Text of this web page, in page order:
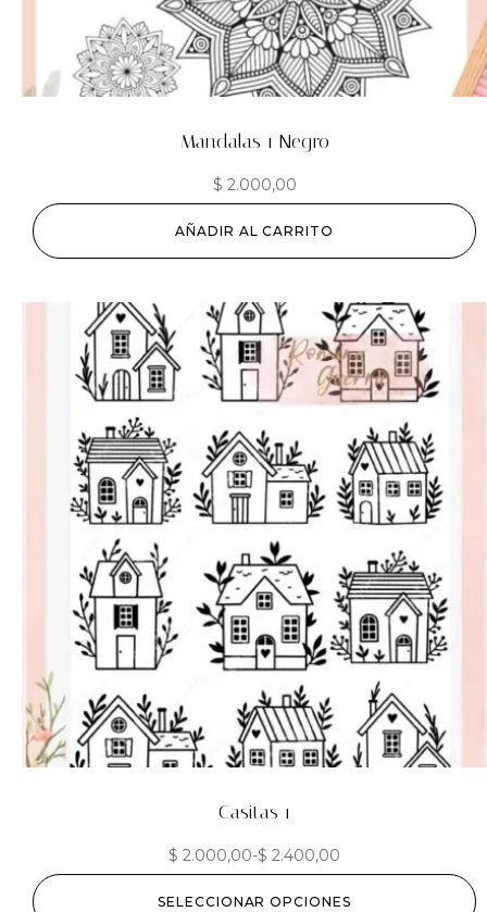
Mandalas 1 Negro
$ 2.000,00
AÑADIR AL CARRITO
Casitas 1
$ 2.000,00-$ 2.400,00
SELECCIONAR OPCIONES